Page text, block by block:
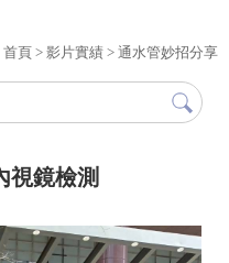
首頁 > 影片實績 > 通水管妙招分享
視鏡檢測